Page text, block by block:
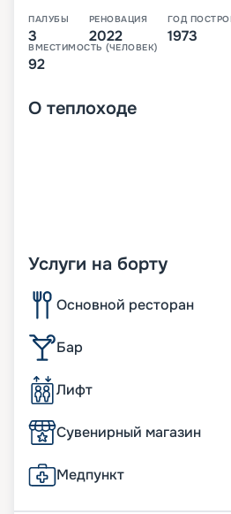
ПАЛУБЫ
3
РЕНОВАЦИЯ
2022
ГОД
1973
ВМЕСТИМОСТЬ (ЧЕЛОВЕК)
92
О теплоходе
Услуги на борту
Основной ресторан
Бар
Лифт
Сувенирный магазин
Медпункт